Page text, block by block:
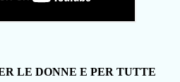
LE DONNE E PER TUTTE